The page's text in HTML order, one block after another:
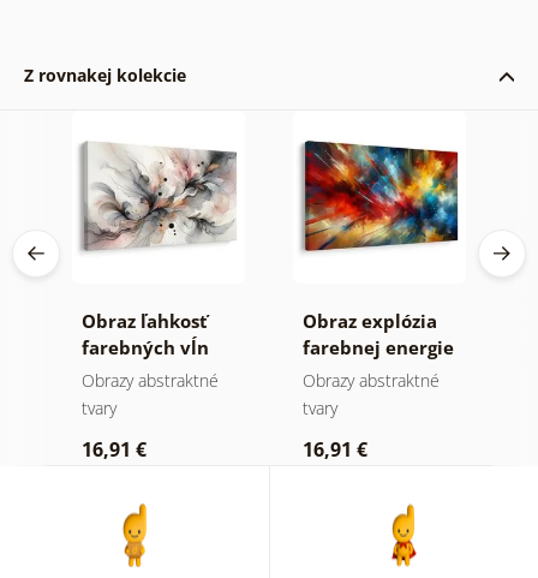
Z rovnakej kolekcie
Obraz ľahkosť
farebných vĺn
Obrazy abstraktné
tvary
16,91 €
Obraz explózia
farebnej energie
Obrazy abstraktné
tvary
16,91 €